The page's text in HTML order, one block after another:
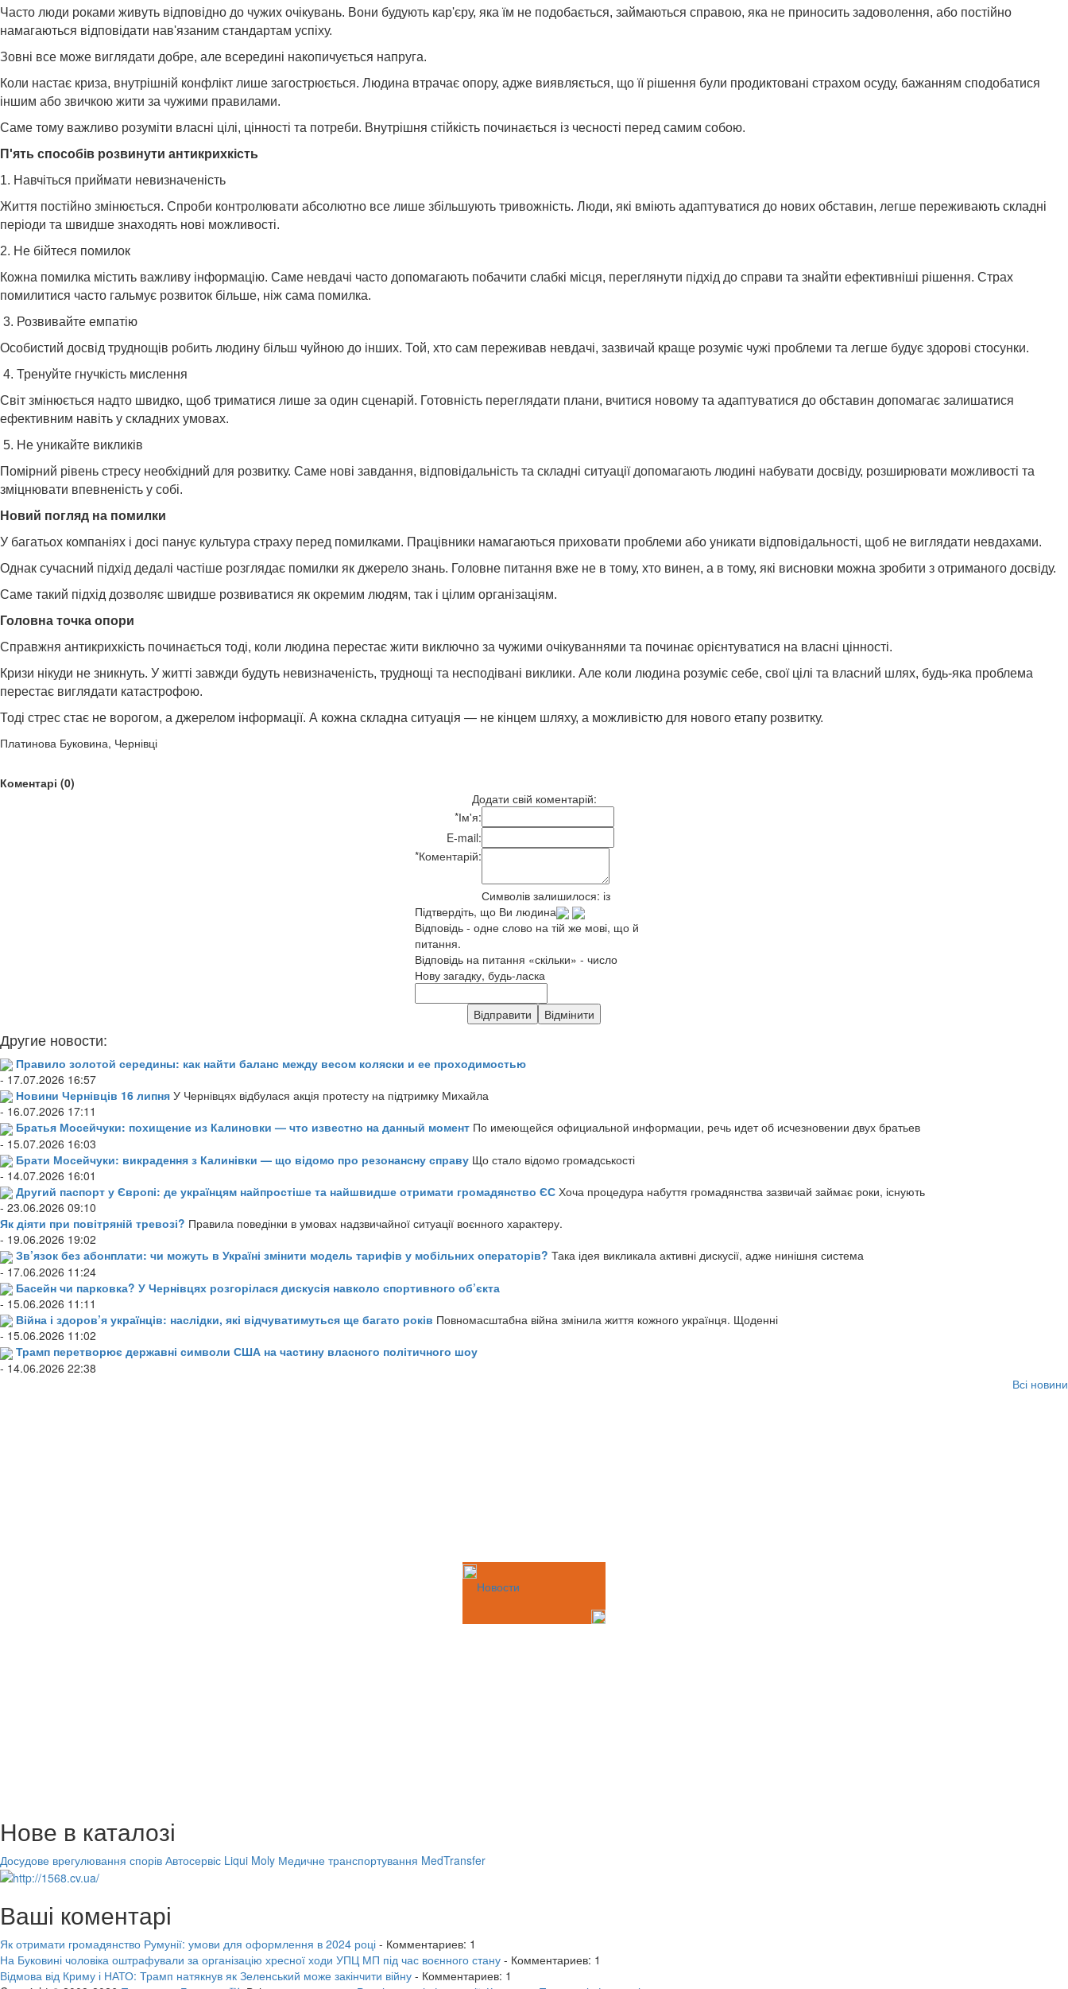
Часто люди роками живуть відповідно до чужих очікувань. Вони будують кар'єру, яка їм не подобається, займаються справою, яка не приносить задоволення, або постійно
намагаються відповідати нав'язаним стандартам успіху.
Зовні все може виглядати добре, але всередині накопичується напруга.
Коли настає криза, внутрішній конфлікт лише загострюється. Людина втрачає опору, адже виявляється, що її рішення були продиктовані страхом осуду, бажанням сподобатися
іншим або звичкою жити за чужими правилами.
Саме тому важливо розуміти власні цілі, цінності та потреби. Внутрішня стійкість починається із чесності перед самим собою.
П'ять способів розвинути антикрихкість
1. Навчіться приймати невизначеність
Життя постійно змінюється. Спроби контролювати абсолютно все лише збільшують тривожність. Люди, які вміють адаптуватися до нових обставин, легше переживають складні
періоди та швидше знаходять нові можливості.
2. Не бійтеся помилок
Кожна помилка містить важливу інформацію. Саме невдачі часто допомагають побачити слабкі місця, переглянути підхід до справи та знайти ефективніші рішення. Страх
помилитися часто гальмує розвиток більше, ніж сама помилка.
3. Розвивайте емпатію
Особистий досвід труднощів робить людину більш чуйною до інших. Той, хто сам переживав невдачі, зазвичай краще розуміє чужі проблеми та легше будує здорові стосунки.
4. Тренуйте гнучкість мислення
Світ змінюється надто швидко, щоб триматися лише за один сценарій. Готовність переглядати плани, вчитися новому та адаптуватися до обставин допомагає залишатися
ефективним навіть у складних умовах.
5. Не уникайте викликів
Помірний рівень стресу необхідний для розвитку. Саме нові завдання, відповідальність та складні ситуації допомагають людині набувати досвіду, розширювати можливості та
зміцнювати впевненість у собі.
Новий погляд на помилки
У багатьох компаніях і досі панує культура страху перед помилками. Працівники намагаються приховати проблеми або уникати відповідальності, щоб не виглядати невдахами.
Однак сучасний підхід дедалі частіше розглядає помилки як джерело знань. Головне питання вже не в тому, хто винен, а в тому, які висновки можна зробити з отриманого досвіду.
Саме такий підхід дозволяє швидше розвиватися як окремим людям, так і цілим організаціям.
Головна точка опори
Справжня антикрихкість починається тоді, коли людина перестає жити виключно за чужими очікуваннями та починає орієнтуватися на власні цінності.
Кризи нікуди не зникнуть. У житті завжди будуть невизначеність, труднощі та несподівані виклики. Але коли людина розуміє себе, свої цілі та власний шлях, будь-яка проблема
перестає виглядати катастрофою.
Тоді стрес стає не ворогом, а джерелом інформації. А кожна складна ситуація — не кінцем шляху, а можливістю для нового етапу розвитку.
Платинова Буковина, Чернівці
Коментарі (0)
Додати свій коментарій:
*Ім'я:
E-mail:
*Коментарій:
Символів залишилося: із
Підтвердіть, що Ви людина
Відповідь - одне слово на тій же мові, що й
питання.
Відповідь на питання «скільки» - число
Нову загадку, будь-ласка
Другие новости:
Правило золотой середины: как найти баланс между весом коляски и ее проходимостью
- 17.07.2026 16:57
Новини Чернівців 16 липня У Чернівцях відбулася акція протесту на підтримку Михайла
- 16.07.2026 17:11
Братья Мосейчуки: похищение из Калиновки — что известно на данный момент По имеющейся официальной информации, речь идет об исчезновении двух братьев
- 15.07.2026 16:03
Брати Мосейчуки: викрадення з Калинівки — що відомо про резонансну справу Що стало відомо громадськості
- 14.07.2026 16:01
Другий паспорт у Європі: де українцям найпростіше та найшвидше отримати громадянство ЄС Хоча процедура набуття громадянства зазвичай займає роки, існують
- 23.06.2026 09:10
Як діяти при повітряній тревозі? Правила поведінки в умовах надзвичайної ситуації воєнного характеру.
- 19.06.2026 19:02
Зв’язок без абонплати: чи можуть в Україні змінити модель тарифів у мобільних операторів? Така ідея викликала активні дискусії, адже нинішня система
- 17.06.2026 11:24
Басейн чи парковка? У Чернівцях розгорілася дискусія навколо спортивного об’єкта
- 15.06.2026 11:11
Війна і здоров’я українців: наслідки, які відчуватимуться ще багато років Повномасштабна війна змінила життя кожного українця. Щоденні
- 15.06.2026 11:02
Трамп перетворює державні символи США на частину власного політичного шоу
- 14.06.2026 22:38
Всі новини
Новости
Нове в каталозі
Досудове врегулювання спорів Автосервіс Liqui Moly Медичне транспортування MedTransfer
Ваші коментарі
Як отримати громадянство Румунії: умови для оформлення в 2024 році - Комментариев: 1
На Буковині чоловіка оштрафували за організацію хресної ходи УПЦ МП під час воєнного стану - Комментариев: 1
Відмова від Криму і НАТО: Трамп натякнув як Зеленський може закінчити війну - Комментариев: 1